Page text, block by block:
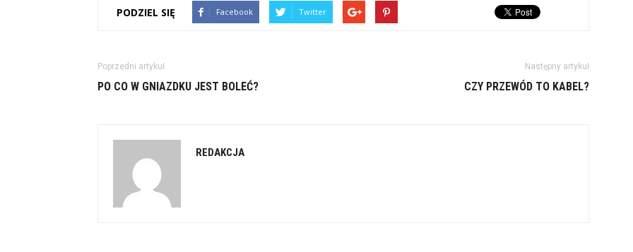
PODZIEL SIĘ Facebook Twitter
Poprzedni artykuł
PO CO W GNIAZDKU JEST BOLEĆ?
Następny artykuł
CZY PRZEWÓD TO KABEL?
REDAKCJA